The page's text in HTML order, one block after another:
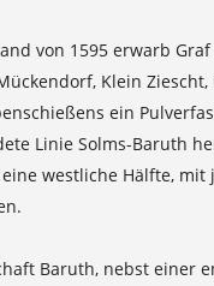
von 1595 erwarb
Klein
ein
Linie Solms-Baruth
westliche Hälfte,
Baruth, nebst einer